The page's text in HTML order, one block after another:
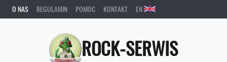
O NAS REGULAMIN POMOC KONTAKT EN
ROCK-SERWIS